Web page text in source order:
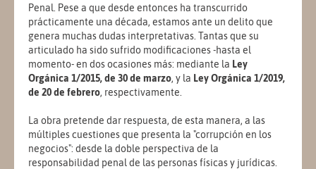
Penal. Pese a que desde entonces ha transcurrido
prácticamente una década, estamos ante un delito que
genera muchas dudas interpretativas. Tantas que su
articulado ha sido sufrido modificaciones -hasta el
momento- en dos ocasiones más: mediante la Ley
Orgánica 1/2015, de 30 de marzo, y la Ley Orgánica 1/2019,
de 20 de febrero, respectivamente.
La obra pretende dar respuesta, de esta manera, a las
múltiples cuestiones que presenta la "corrupción en los
negocios": desde la doble perspectiva de la
responsabilidad penal de las personas físicas y jurídicas.